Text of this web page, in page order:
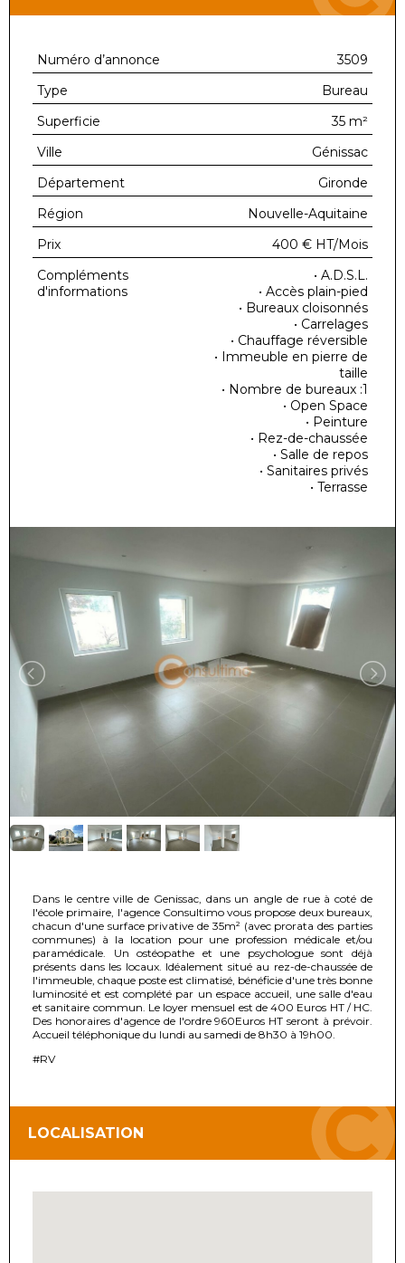
Numéro d’annonce
3509
Type
Bureau
Superficie
35 m²
Ville
Génissac
Département
Gironde
Région
Nouvelle-Aquitaine
Prix
400 € HT/Mois
Compléments
d'informations
• A.D.S.L.
• Accès plain-pied
• Bureaux cloisonnés
• Carrelages
• Chauffage réversible
• Immeuble en pierre de
taille
• Nombre de bureaux :1
• Open Space
• Peinture
• Rez-de-chaussée
• Salle de repos
• Sanitaires privés
• Terrasse
Dans le centre ville de Genissac, dans un angle de rue à coté de
l'école primaire, l'agence Consultimo vous propose deux bureaux,
chacun d'une surface privative de 35m² (avec prorata des parties
communes) à la location pour une profession médicale et/ou
paramédicale. Un ostéopathe et une psychologue sont déjà
présents dans les locaux. Idéalement situé au rez-de-chaussée de
l'immeuble, chaque poste est climatisé, bénéficie d'une très bonne
luminosité et est complété par un espace accueil, une salle d'eau
et sanitaire commun. Le loyer mensuel est de 400 Euros HT / HC.
Des honoraires d'agence de l'ordre 960Euros HT seront à prévoir.
Accueil téléphonique du lundi au samedi de 8h30 à 19h00.
#RV
LOCALISATION